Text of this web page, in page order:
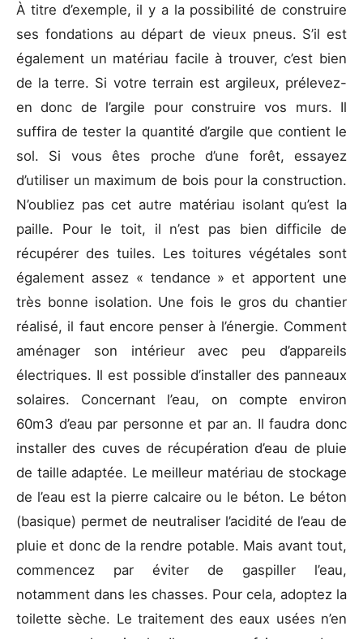
À titre d’exemple, il y a la possibilité de construire
ses fondations au départ de vieux pneus. S’il est
également un matériau facile à trouver, c’est bien
de la terre. Si votre terrain est argileux, prélevez-
en donc de l’argile pour construire vos murs. Il
suffira de tester la quantité d’argile que contient le
sol. Si vous êtes proche d’une forêt, essayez
d’utiliser un maximum de bois pour la construction.
N’oubliez pas cet autre matériau isolant qu’est la
paille. Pour le toit, il n’est pas bien difficile de
récupérer des tuiles. Les toitures végétales sont
également assez « tendance » et apportent une
très bonne isolation. Une fois le gros du chantier
réalisé, il faut encore penser à l’énergie. Comment
aménager son intérieur avec peu d’appareils
électriques. Il est possible d’installer des panneaux
solaires. Concernant l’eau, on compte environ
60m3 d’eau par personne et par an. Il faudra donc
installer des cuves de récupération d’eau de pluie
de taille adaptée. Le meilleur matériau de stockage
de l’eau est la pierre calcaire ou le béton. Le béton
(basique) permet de neutraliser l’acidité de l’eau de
pluie et donc de la rendre potable. Mais avant tout,
commencez par éviter de gaspiller l’eau,
notamment dans les chasses. Pour cela, adoptez la
toilette sèche. Le traitement des eaux usées n’en